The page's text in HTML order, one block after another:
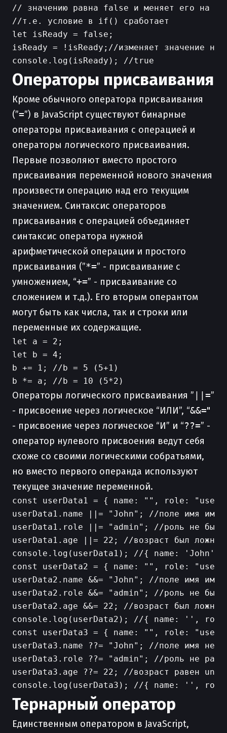
// значению равна false и меняет его на
//т.е. условие в if() сработает
let isReady = false;
isReady = !isReady;//изменяет значение на
Операторы присваивания
Кроме обычного оператора присваивания
(”=”) в JavaScript существуют бинарные
операторы присваивания с операцией и
операторы логического присваивания.
Первые позволяют вместо простого
присваивания переменной нового значения
произвести операцию над его текущим
значением. Синтаксис операторов
присваивания с операцией объединяет
синтаксис оператора нужной
арифметической операции и простого
присваивания (”*=” - присваивание с
умножением, “+=” - присваивание со
сложением и т.д.). Его вторым оперантом
могут быть как числа, так и строки или
переменные их содержащие.
let a = 2;
let b = 4;
b += 1; //b = 5 (5+1)
Операторы логического присваивания ” ||=”
- присвоение через логическое “ИЛИ”, “&&="
- присвоение через логическое “И” и “??=” -
оператор нулевого присвоения ведут себя
схоже со своими логическими собратьями,
но вместо первого операнда используют
текущее значение переменной.
const userData1 = { name: "", role:
userData1.name ||= "John"; //поле имя
userData1.role ||= "admin"; //роль не была
userData1.age ||= 22; //возраст был ложным
console.log(userData1); //{ name:
const userData2 = { name: "", role:
userData2.name &&= "John"; //поле имя
userData2.role &&= "admin"; //роль не была
userData2.age &&= 22; //возраст был
console.log(userData2); //{ name: '',
const userData3 = { name: "", role:
userData3.name ??= "John"; //поле имя не
userData3.role ??= "admin"; //роль не
userData3.age ??= 22; //возраст равен
Тернарный оператор
Единственным оператором в JavaScript,